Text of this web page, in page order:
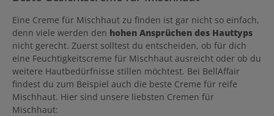
Eine Creme für Mischhaut zu finden ist gar nicht so einfach,
denn viele werden den hohen Ansprüchen des Hauttyps
nicht gerecht. Zuerst solltest du entscheiden, ob für dich
eine Feuchtigkeitscreme für Mischhaut ausreicht oder ob du
weitere Hautbedürfnisse stillen möchtest. Bei BellAffair
findest du zum Beispiel auch die beste Creme für reife
Mischhaut. Hier sind unsere liebsten Cremen für
Mischhaut: